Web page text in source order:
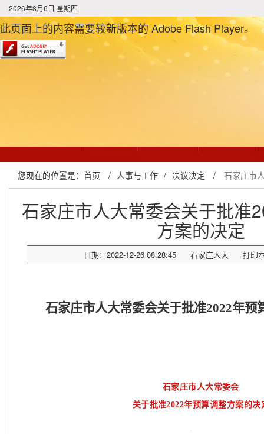
2026年8月6日 星期四
此页面上的内容需要较新版本的 Adobe Flash Player。
您现在的位置是： 首页 / 人事与工作 / 决议决定 / 石家庄市
石家庄市人大常委会关于批准
方案的决定
日期：2022-12-26 08:28:45 石家庄人大 打印
石家庄市人大常委会关于批准2022年预
石家庄市人大常委会
关于批准2022年预算调整方案的决